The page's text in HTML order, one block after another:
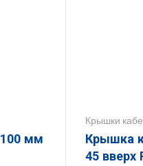
мм
Крышки
Крышка
45 вверх